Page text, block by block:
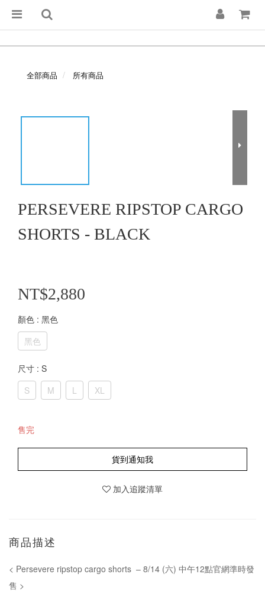
全部商品 所有商品
PERSEVERE RIPSTOP CARGO
SHORTS - BLACK
NT$2,880
顏色 : 黑色
黑色
尺寸 : S
S
M L XL
售完
貨到通知我
加入追蹤清單
商品描述
< Persevere ripstop cargo shorts – 8/14 (六) 中午12點官網準時發
售 >